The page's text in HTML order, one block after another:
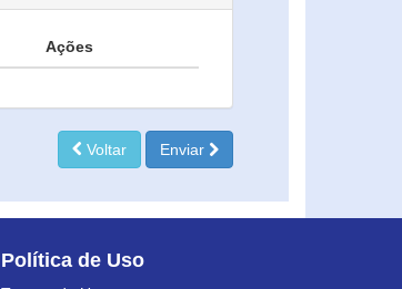
Ações
Voltar Enviar
Política de Uso